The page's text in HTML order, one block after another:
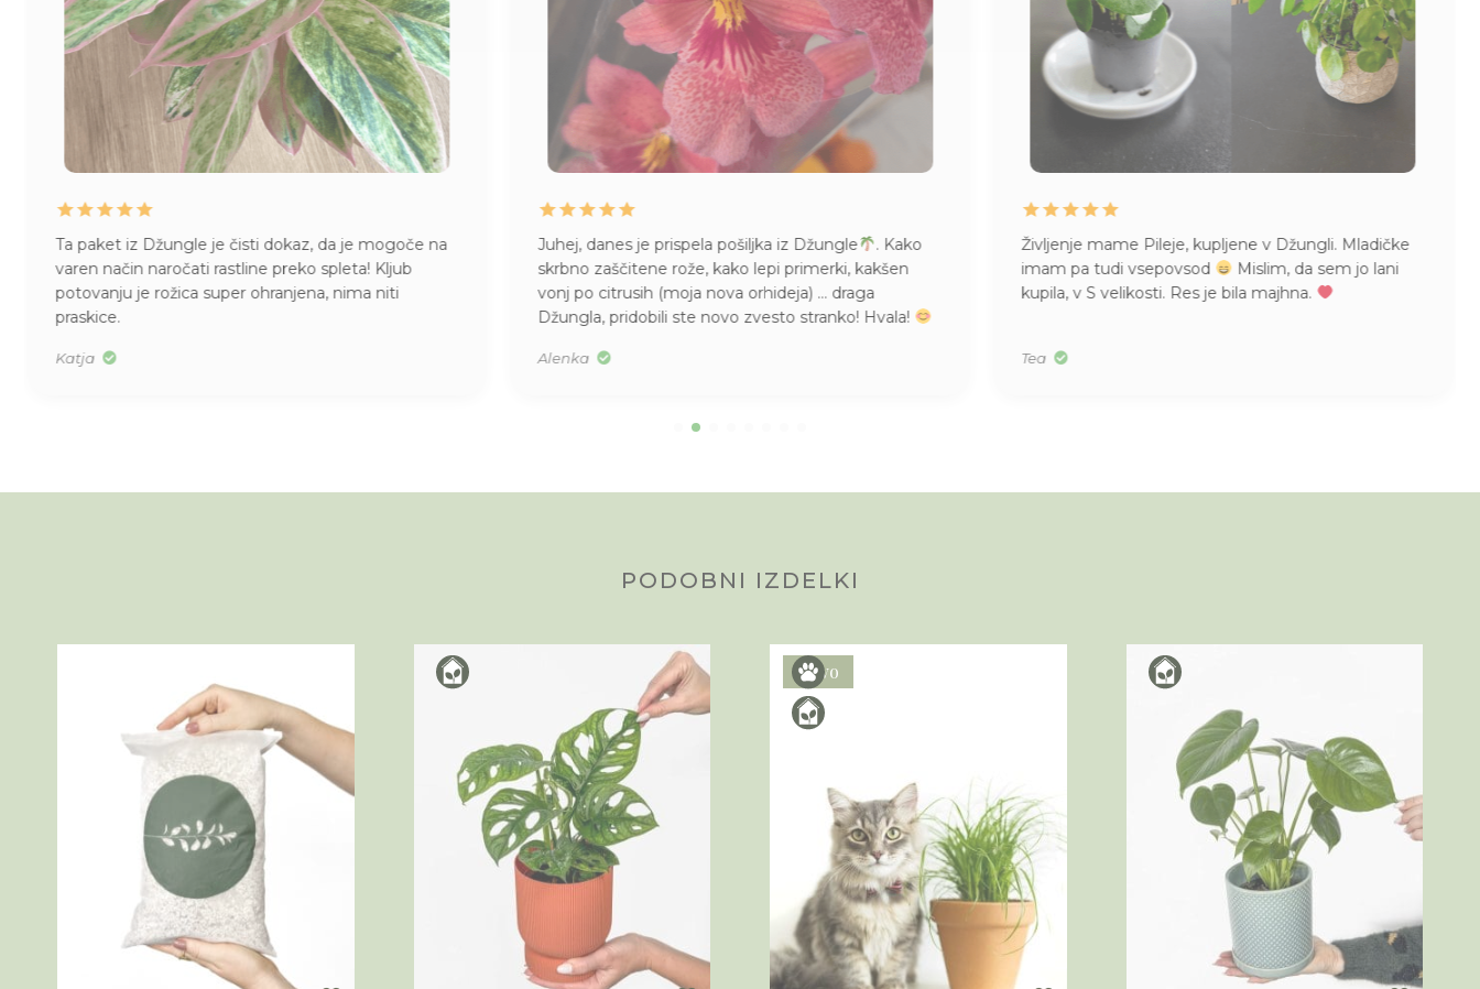
Juhej, danes je prispela pošiljka iz Džungle
. Kako
skrbno zaščitene rože, kako lepi primerki, kakšen
vonj po citrusih (moja nova orhideja) … draga
Džungla, pridobili ste novo zvesto stranko! Hvala!
Alenka
Življenje mame Pileje, kupljene v Džungli. Mladičke
imam pa tudi vsepovsod
Mislim, da sem jo lani
kupila, v S velikosti. Res je bila majhna.
Tea
Naročila že večkrat pri vas čudovite različne rožice.
Prispele nepoškodovane, kljub bojazni, da se jim bo
na poti kaj zgodilo. Sedaj rastejo kot nore! Hvala
Zdenka
PODOBNI IZDELKI
Novo